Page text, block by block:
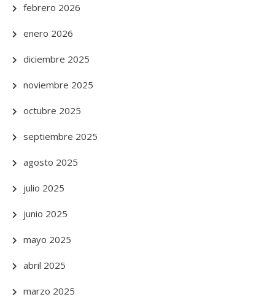
febrero 2026
enero 2026
diciembre 2025
noviembre 2025
octubre 2025
septiembre 2025
agosto 2025
julio 2025
junio 2025
mayo 2025
abril 2025
marzo 2025